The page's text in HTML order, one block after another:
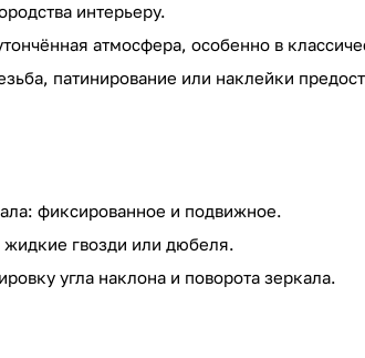
интерьеру.
атмосфера, особенно в
патинирование или наклейки
фиксированное и подвижное.
гвозди или дюбеля.
угла наклона и поворота зеркала.